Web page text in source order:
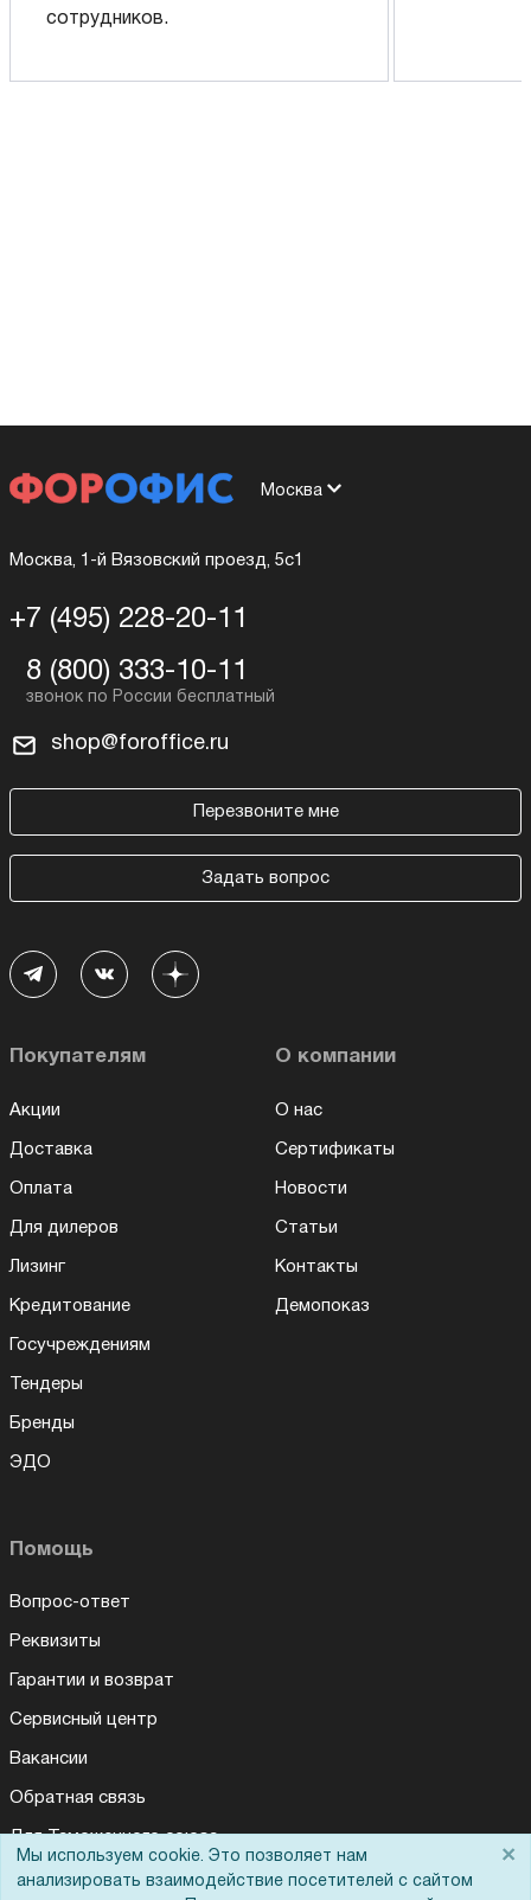
сотрудников.
Москва
Москва, 1-й Вязовский проезд, 5с1
+7 (495) 228-20-11
8 (800) 333-10-11
shop@foroffice.ru
Перезвоните мне
Задать вопрос
Покупателям
Акции
Доставка
Оплата
Для дилеров
Лизинг
Кредитование
Госучреждениям
Тендеры
Бренды
ЭДО
О компании
О нас
Сертификаты
Новости
Статьи
Контакты
Демопоказ
Помощь
Вопрос-ответ
Реквизиты
Гарантии и возврат
Сервисный центр
Вакансии
Обратная связь
Для Таможенного союза
Мы используем cookie. Это позволяет нам
анализировать взаимодействие посетителей с сайтом
×